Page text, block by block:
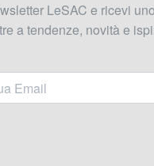
LeSAC e ricevi
a tendenze, novità e